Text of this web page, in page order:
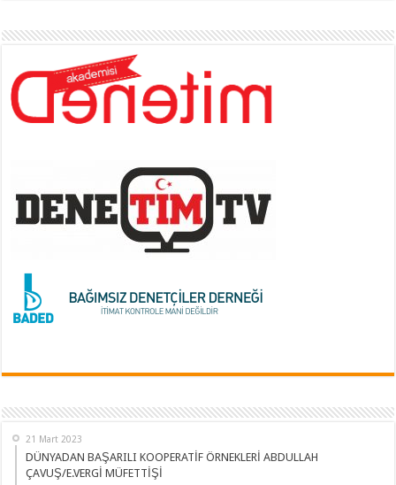
21 Mart 2023
DÜNYADAN BAŞARILI KOOPERATİF ÖRNEKLERİ ABDULLAH
ÇAVUŞ/E.VERGİ MÜFETTİŞİ